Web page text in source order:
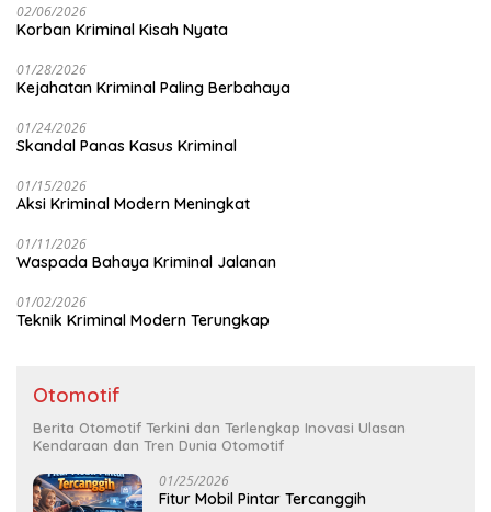
02/06/2026
Korban Kriminal Kisah Nyata
01/28/2026
Kejahatan Kriminal Paling Berbahaya
01/24/2026
Skandal Panas Kasus Kriminal
01/15/2026
Aksi Kriminal Modern Meningkat
01/11/2026
Waspada Bahaya Kriminal Jalanan
01/02/2026
Teknik Kriminal Modern Terungkap
Otomotif
Berita Otomotif Terkini dan Terlengkap Inovasi Ulasan
Kendaraan dan Tren Dunia Otomotif
01/25/2026
Fitur Mobil Pintar Tercanggih